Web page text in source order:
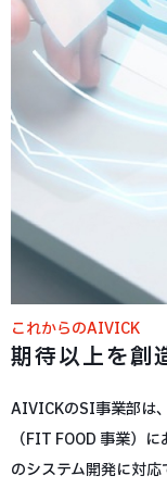
これからのAIVICK
期待以上を創
AIVICKのSI事業部は
（FIT FOOD 事業）
のシステム開発に対応